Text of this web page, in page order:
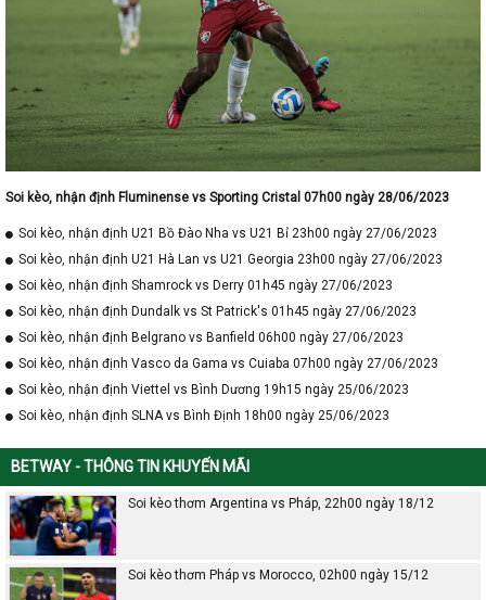
Soi kèo, nhận định Fluminense vs Sporting Cristal 07h00 ngày 28/06/2023
Soi kèo, nhận định U21 Bồ Đào Nha vs U21 Bỉ 23h00 ngày 27/06/2023
Soi kèo, nhận định U21 Hà Lan vs U21 Georgia 23h00 ngày 27/06/2023
Soi kèo, nhận định Shamrock vs Derry 01h45 ngày 27/06/2023
Soi kèo, nhận định Dundalk vs St Patrick's 01h45 ngày 27/06/2023
Soi kèo, nhận định Belgrano vs Banfield 06h00 ngày 27/06/2023
Soi kèo, nhận định Vasco da Gama vs Cuiaba 07h00 ngày 27/06/2023
Soi kèo, nhận định Viettel vs Bình Dương 19h15 ngày 25/06/2023
Soi kèo, nhận định SLNA vs Bình Định 18h00 ngày 25/06/2023
BETWAY - THÔNG TIN KHUYẾN MÃI
Soi kèo thơm Argentina vs Pháp, 22h00 ngày 18/12
Soi kèo thơm Pháp vs Morocco, 02h00 ngày 15/12